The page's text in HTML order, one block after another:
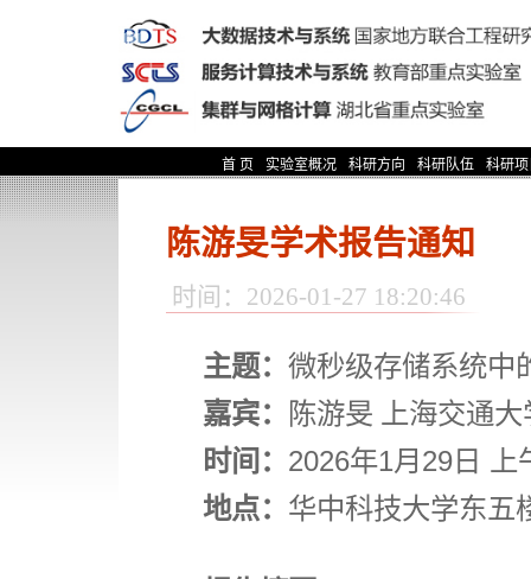
首 页 实验室概况 科研方向 科研队伍 科研
陈游旻学术报告通知
时间：2026-01-27 18:20:46
主题： 微秒级存储系统中
嘉宾：
陈游旻
上海交通
时间： 2026年1月 29 日 上
地点： 华中科技大学东五